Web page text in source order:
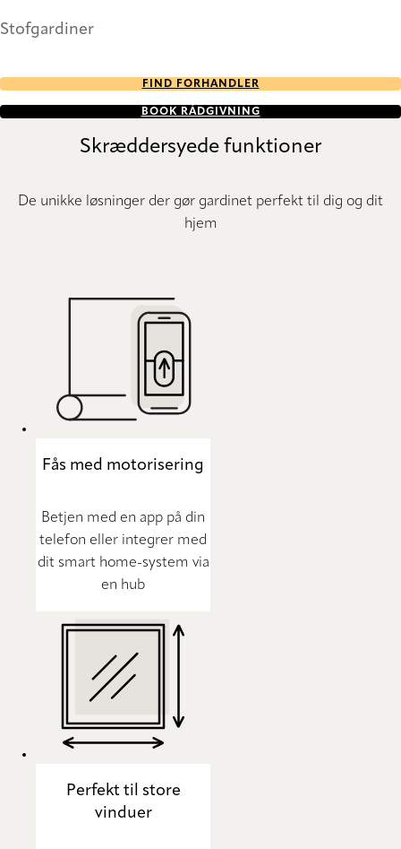
Stofgardiner
FIND FORHANDLER
BOOK RÅDGIVNING
Skræddersyede funktioner
De unikke løsninger der gør gardinet perfekt til dig og dit
hjem
Fås med motorisering
Betjen med en app på din
telefon eller integrer med
dit smart home-system via
en hub
Perfekt til store
vinduer